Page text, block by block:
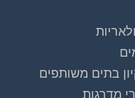
בתים משותפים
מדרגות